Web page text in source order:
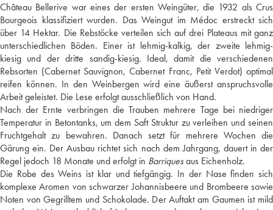
Château Bellerive war eines der ersten Weingüter, die 1932 als Crus
Bourgeois klassifiziert wurden. Das Weingut im Médoc erstreckt sich
über 14 Hektar. Die Rebstöcke verteilen sich auf drei Plateaus mit ganz
unterschiedlichen Böden. Einer ist lehmig-kalkig, der zweite lehmig-
kiesig und der dritte sandig-kiesig. Ideal, damit die verschiedenen
Rebsorten (Cabernet Sauvignon, Cabernet Franc, Petit Verdot) optimal
reifen können. In den Weinbergen wird eine äußerst anspruchsvolle
Arbeit geleistet. Die Lese erfolgt ausschließlich von Hand.
Nach der Ernte verbringen die Trauben mehrere Tage bei niedriger
Temperatur in Betontanks, um dem Saft Struktur zu verleihen und seinen
Fruchtgehalt zu bewahren. Danach setzt für mehrere Wochen die
Gärung ein. Der Ausbau richtet sich nach dem Jahrgang, dauert in der
Regel jedoch 18 Monate und erfolgt in Barriquesaus Eichenholz.
Die Robe des Weins ist klar und tiefgängig. In der Nase finden sich
komplexe Aromen von schwarzer Johannisbeere und Brombeere sowie
Noten von Gegrilltem und Schokolade. Der Auftakt am Gaumen ist mild